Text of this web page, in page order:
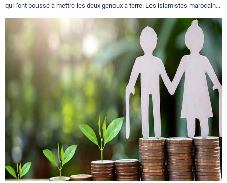
qui l’ont poussé à mettre les deux genoux à terre. Les islamistes marocain...